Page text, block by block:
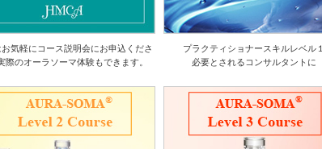
お気軽にコース説明会にお申込くださ
際のオーラソーマ体験もできます。
プラクティショナースキルレベル１
必要とされるコンサルタントに